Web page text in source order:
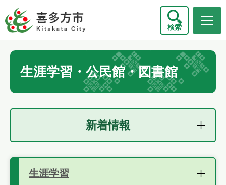
ー
ジ
検索
本
生涯学習・公民館・図書館
新着情報
生涯学習